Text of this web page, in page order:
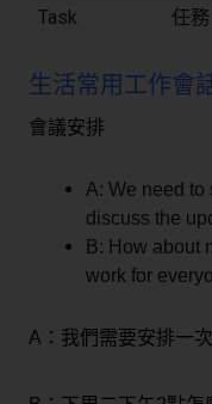
Task 任務
生活常用工作會
會議安排
A: We need to
discuss the
B: How about
work for
A：我們需要安排一